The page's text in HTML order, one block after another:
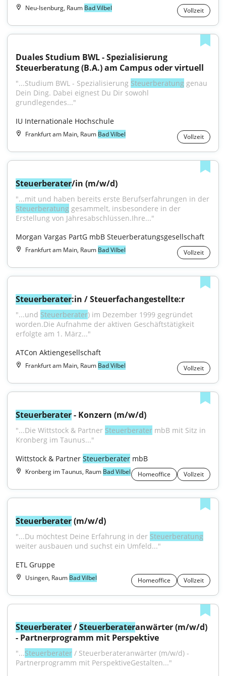
Neu-Isenburg, Raum Bad Vilbel Vollzeit
Duales Studium BWL - Spezialisierung
Steuerberatung (B.A.) am Campus oder virtuell
"...Studium BWL - Spezialisierung Steuerberatung genau
Dein Ding. Dabei eignest Du Dir sowohl
grundlegendes..."
IU Internationale Hochschule
Frankfurt am Main, Raum Bad Vilbel Vollzeit
Steuerberater/in (m/w/d)
Steuerberatung gesammelt, insbesondere in der
Erstellung von Jahresabschlüssen.Ihre..."
Morgan Vargas PartG mbB Steuerberatungsgesellschaft
Frankfurt am Main, Raum Bad Vilbel Vollzeit
Steuerberater:in / Steuerfachangestellte:r
"...und Steuerberater) im Dezember 1999 gegründet
worden.Die Aufnahme der aktiven Geschäftstätigkeit
erfolgte am 1. März..."
ATCon Aktiengesellschaft
Frankfurt am Main, Raum Bad Vilbel Vollzeit
Steuerberater - Konzern (m/w/d)
"...Die Wittstock & Partner Steuerberater mbB mit Sitz in
Kronberg im Taunus..."
Wittstock & Partner Steuerberater mbB
Kronberg im Taunus, Raum Bad Vilbel Homeoffice Vollzeit
Steuerberater (m/w/d)
"...Du möchtest Deine Erfahrung in der Steuerberatung
weiter ausbauen und suchst ein Umfeld..."
ETL Gruppe
Usingen, Raum Bad Vilbel Homeoffice Vollzeit
Steuerberater / Steuerberateranwärter (m/w/d)
- Partnerprogramm mit Perspektive
"...Steuerberater / Steuerberateranwärter (m/w/d) -
Partnerprogramm mit PerspektiveGestalten..."